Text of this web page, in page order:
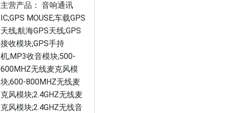
主营产品： 音响通讯
IC;GPS MOUSE;车载GPS
天线;航海GPS天线;GPS
接收模块;GPS手持
机;MP3收音模块;500-
600MHZ无线麦克风模
块;600-800MHZ无线麦
克风模块;2.4GHZ无线麦
克风模块;2.4GHZ无线音